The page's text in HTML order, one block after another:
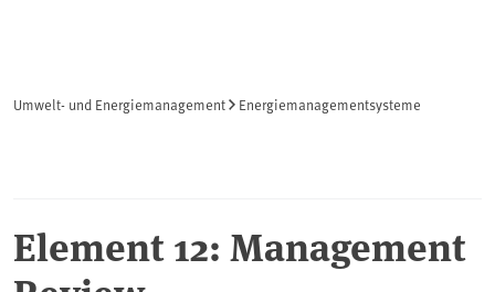
Umwelt- und Energiemanagement Energiemanagementsysteme
Element 12: Management